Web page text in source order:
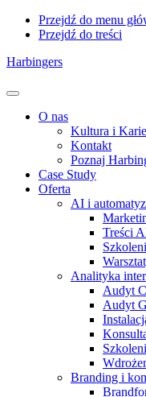
Przejdź do menu
Przejdź do treści
Harbingers
Menu
O nas
Kultura i
Kontakt
Poznaj
Case Study
Oferta
AI i
Treści
Analityka
Audyt
Audyt
Branding i